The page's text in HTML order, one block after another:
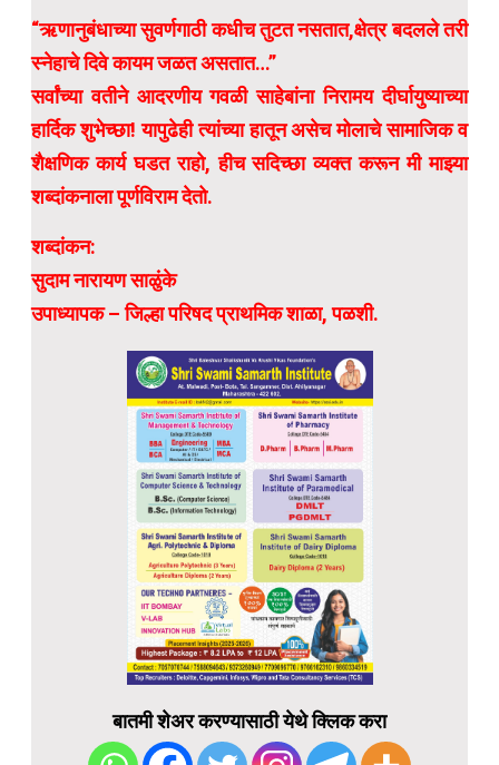
“ऋणानुबंधाच्या सुवर्णगाठी कधीच तुटत नसतात,क्षेत्र बदलले तरी
स्नेहाचे दिवे कायम जळत असतात…”
सर्वांच्या वतीने आदरणीय गवळी साहेबांना निरामय दीर्घायुष्याच्या
हार्दिक शुभेच्छा! यापुढेही त्यांच्या हातून असेच मोलाचे सामाजिक व
शैक्षणिक कार्य घडत राहो, हीच सदिच्छा व्यक्त करून मी माझ्या
शब्दांकनाला पूर्णविराम देतो.
शब्दांकन:
सुदाम नारायण साळुंके
उपाध्यापक – जिल्हा परिषद प्राथमिक शाळा, पळशी.
बातमी शेअर करण्यासाठी येथे क्लिक करा